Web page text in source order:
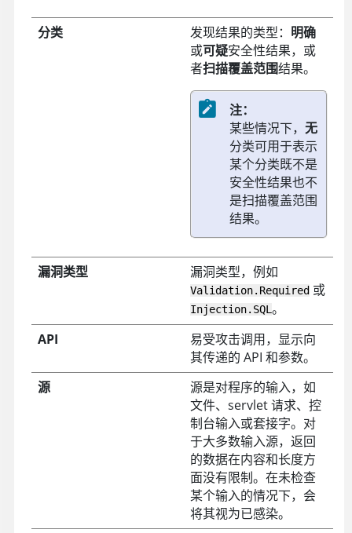
分类 发现结果的类型： 明确
或可疑安全性结果，或
者扫描覆盖范围结果。
注：
某些情况下， 无
分类可用于表示
某个分类既不是
安全性结果也不
是扫描覆盖范围
结果。
漏洞类型 漏洞类型，例如
Validation.Required或
Injection.SQL 。
API
易受攻击调用，显示向
其传递的 API 和参数。
源
源是对程序的输入，如
文件、servlet 请求、控
制台输入或套接字。对
于大多数输入源，返回
的数据在内容和长度方
面没有限制。在未检查
某个输入的情况下，会
将其视为已感染。